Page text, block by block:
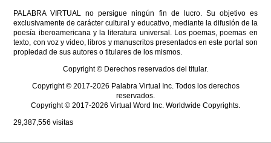
PALABRA VIRTUAL no persigue ningún fin de lucro. Su objetivo es
exclusivamente de carácter cultural y educativo, mediante la difusión de la
poesía iberoamericana y la literatura universal. Los poemas, poemas en
texto, con voz y video, libros y manuscritos presentados en este portal son
propiedad de sus autores o titulares de los mismos.
Copyright © Derechos reservados del titular.
Copyright © 2017-2026 Palabra Virtual Inc. Todos los derechos
reservados.
Copyright © 2017-2026 Virtual Word Inc. Worldwide Copyrights.
29,387,556 visitas